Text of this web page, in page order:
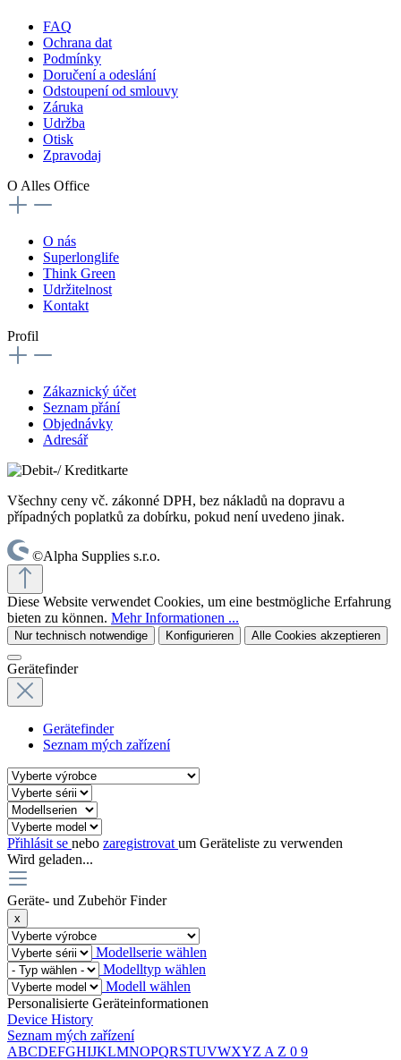
FAQ
Ochrana dat
Podmínky
Doručení a odeslání
Odstoupení od smlouvy
Záruka
Udržba
Otisk
Zpravodaj
O Alles Office
O nás
Superlonglife
Think Green
Udržitelnost
Kontakt
Profil
Zákaznický účet
Seznam přání
Objednávky
Adresář
Všechny ceny vč. zákonné DPH, bez nákladů na dopravu a
případných poplatků za dobírku, pokud není uvedeno jinak.
©Alpha Supplies s.r.o.
Diese Website verwendet Cookies, um eine bestmögliche Erfahrung
bieten zu können. Mehr Informationen ...
Nur technisch notwendige Konfigurieren Alle Cookies akzeptieren
Gerätefinder
Gerätefinder
Seznam mých zařízení
Přihlásit se nebo zaregistrovat um Geräteliste zu verwenden
Wird geladen...
Geräte- und Zubehör Finder
x
Modellserie wählen
Modelltyp wählen
Modell wählen
Personalisierte Geräteinformationen
Device History
Seznam mých zařízení
ABCDEFGHIJKLMNOPQRSTUVWXYZ A Z 0 9